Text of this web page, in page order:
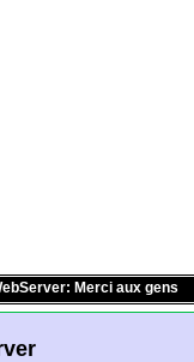
Merci aux gens